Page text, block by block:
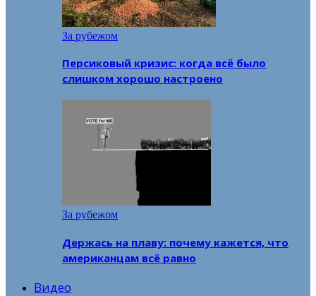
За рубежом
Персиковый кризис: когда всё было
слишком хорошо настроено
За рубежом
Держась на плаву: почему кажется, что
американцам всё равно
Видео